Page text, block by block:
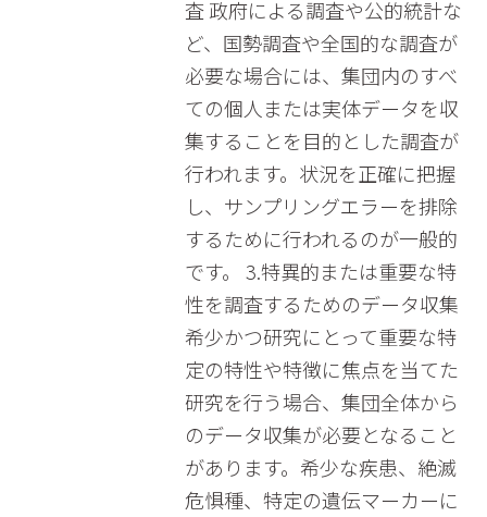
査 政府による調査や公的統計な
ど、国勢調査や全国的な調査が
必要な場合には、集団内のすべ
ての個人または実体データを収
集することを目的とした調査が
行われます。状況を正確に把握
し、サンプリングエラーを排除
するために行われるのが一般的
です。 3.特異的または重要な特
性を調査するためのデータ収集
希少かつ研究にとって重要な特
定の特性や特徴に焦点を当てた
研究を行う場合、集団全体から
のデータ収集が必要となること
があります。希少な疾患、絶滅
危惧種、特定の遺伝マーカーに